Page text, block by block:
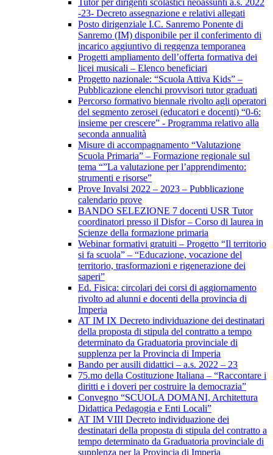
Tutor per dirigenti scolastici neoassunti a.s. 2022
-23- Decreto assegnazione e relativi allegati
Posto dirigenziale I.C. Sanremo Ponente di
Sanremo (IM) disponibile per il conferimento di
incarico aggiuntivo di reggenza temporanea
Progetti ampliamento dell’offerta formativa dei
licei musicali – Elenco beneficiari
Progetto nazionale: “Scuola Attiva Kids” –
Pubblicazione elenchi provvisori tutor graduati
Percorso formativo biennale rivolto agli operatori
del segmento zerosei (educatori e docenti) “0-6:
insieme per crescere” - Programma relativo alla
seconda annualità
Misure di accompagnamento “Valutazione
Scuola Primaria” – Formazione regionale sul
tema “”La valutazione per l’apprendimento:
strumenti e risorse”
Prove Invalsi 2022 – 2023 – Pubblicazione
calendario prove
BANDO SELEZIONE 7 docenti USR Tutor
coordinatori presso il Disfor – Corso di laurea in
Scienze della formazione primaria
Webinar formativi gratuiti – Progetto “Il territorio
si fa scuola” – “Educazione, vocazione del
territorio, trasformazioni e rigenerazione dei
saperi”
Ed. Fisica: circolari dei corsi di aggiornamento
rivolto ad alunni e docenti della provincia di
Imperia
AT IM IX Decreto individuazione dei destinatari
della proposta di stipula del contratto a tempo
determinato da Graduatoria provinciale di
supplenza per la Provincia di Imperia
Bando per ausili didattici – a.s. 2022 – 23
75.mo della Costituzione Italiana – “Raccontare i
diritti e i doveri per costruire la democrazia”
Convegno “SCUOLA DOMANI, Architettura
Didattica Pedagogia e Enti Locali”
AT IM VIII Decreto individuazione dei
destinatari della proposta di stipula del contratto a
tempo determinato da Graduatoria provinciale di
supplenza per la Provincia di Imperia